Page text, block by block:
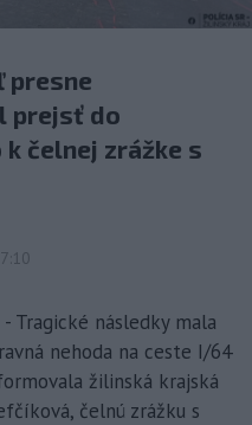
presne
prejsť do
čelnej zrážke s
Tragické následky mala
nehoda na ceste I/64
žilinská krajská
čelnú zrážku s